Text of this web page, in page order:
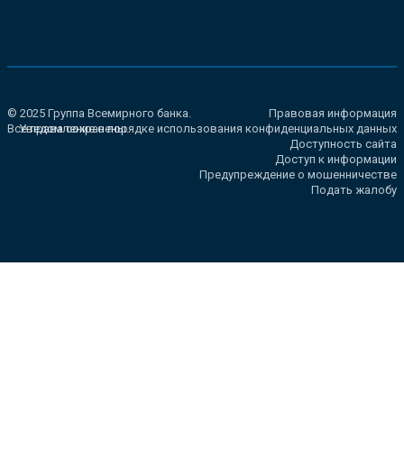
© 2025 Группа Всемирного банка.
Все права сохранены.
Правовая информация
Уведомление о порядке использования конфиденциальных данных
Доступность сайта
Доступ к информации
Предупреждение о мошенничестве
Подать жалобу